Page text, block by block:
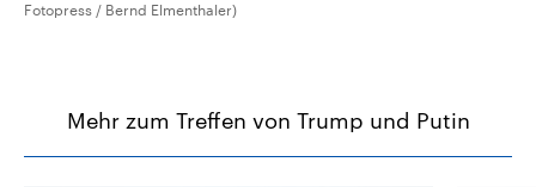
Fotopress / Bernd Elmenthaler)
Mehr zum Treffen von Trump und Putin